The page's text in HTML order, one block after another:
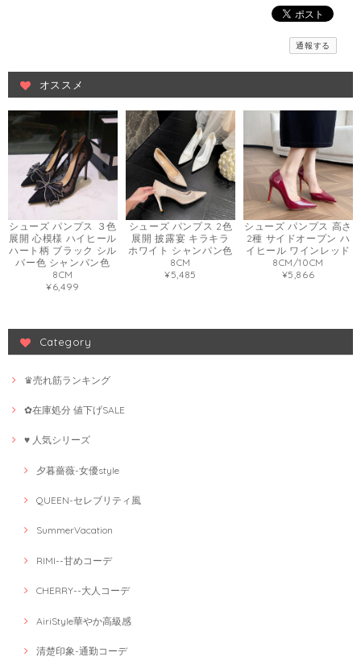
通報する
オススメ
シューズ パンプス ３色
展開 心模様 ハイヒール
ハート柄 ブラック シル
バー色 シャンパン色
8CM
¥6,499
シューズ パンプス 2色
展開 披露宴 キラキラ
ホワイト シャンパン色
8CM
¥5,485
シューズ パンプス 高さ
2種 サイドオープン ハ
イヒール ワインレッド
8CM/10CM
¥5,866
Category
♛売れ筋ランキング
✿在庫処分 値下げSALE
♥ 人気シリーズ
夕暮薔薇-女優style
QUEEN-セレブリティ風
SummerVacation
RIMI--甘めコーデ
CHERRY--大人コーデ
AiriStyle華やか高級感
清楚印象-通勤コーデ